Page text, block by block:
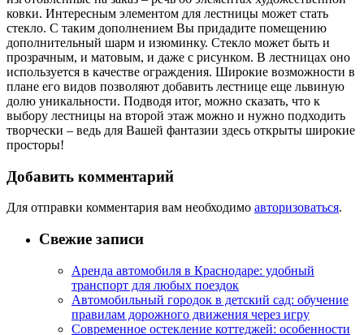
ковки. Интересным элементом для лестницы может стать
стекло. С таким дополнением Вы придадите помещению
дополнительный шарм и изюминку. Стекло может быть и
прозрачным, и матовым, и даже с рисунком. В лестницах оно
используется в качестве ограждения. Широкие возможности в
плане его видов позволяют добавить лестнице еще львиную
долю уникальности. Подводя итог, можно сказать, что к
выбору лестницы на второй этаж можно и нужно подходить
творчески – ведь для Вашей фантазии здесь открыты широкие
просторы!
Добавить комментарий
Для отправки комментария вам необходимо авторизоваться.
Свежие записи
Аренда автомобиля в Краснодаре: удобный
транспорт для любых поездок
Автомобильный городок в детский сад: обучение
правилам дорожного движения через игру
Современное остекление коттеджей: особенности